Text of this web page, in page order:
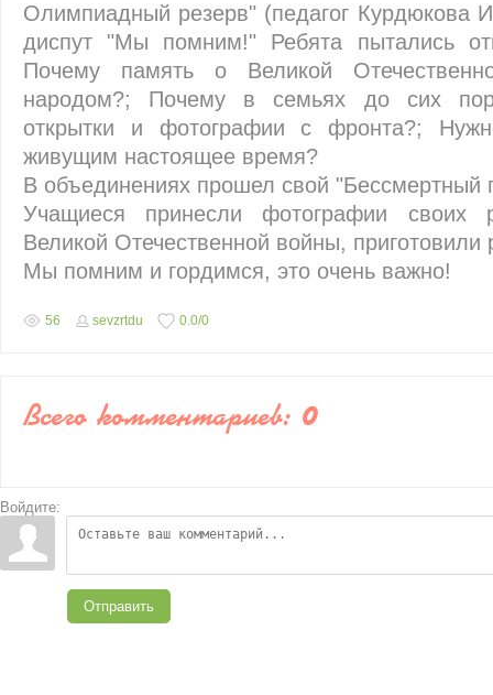
Олимпиадный резерв" (педагог Курдюкова
диспут "Мы помним!" Ребята пытались
Почему память о Великой
народом?; Почему в семьях до сих
открытки и фотографии с фронта?;
живущим настоящее время?
В объединениях прошел свой "Бессмертный
Учащиеся принесли фотографии своих
Великой Отечественной войны, приготовили
Мы помним и гордимся, это очень важно!
56 sevzrtdu 0.0/0
Всего комментариев: 0
Войдите:
Отправить